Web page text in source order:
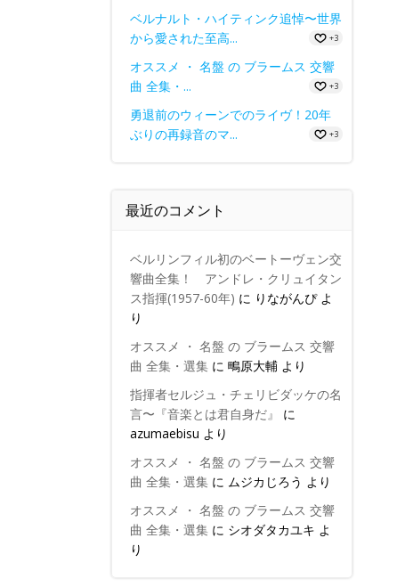
ベルナルト・ハイティンク追悼〜世界
から愛された至高...
+3
オススメ ・ 名盤 の ブラームス 交響
曲 全集・...
+3
勇退前のウィーンでのライヴ！20年
ぶりの再録音のマ...
+3
最近のコメント
ベルリンフィル初のベートーヴェン交
響曲全集！ アンドレ・クリュイタン
ス指揮(1957-60年) に りながんぴよ
り
オススメ ・ 名盤 の ブラームス 交響
曲 全集・選集に 鴫原大輔より
指揮者セルジュ・チェリビダッケの名
言〜『音楽とは君自身だ』
に
azumaebisu より
オススメ ・ 名盤 の ブラームス 交響
曲 全集・選集に ムジカじろう より
オススメ ・ 名盤 の ブラームス 交響
曲 全集・選集に シオダタカユキ よ
り